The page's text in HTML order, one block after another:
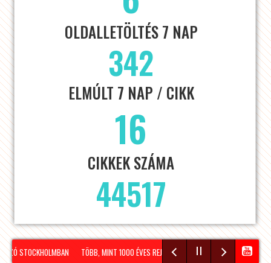
OLDALLETÖLTÉS 7 NAP
342
ELMÚLT 7 NAP / CIKK
16
CIKKEK SZÁMA
44517
STOCKHOLMBAN TÖBB, MINT 1000 ÉVES REJTÉLY NAGYLÓZS HATÁRÁBAN!